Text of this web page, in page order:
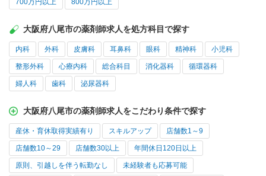
700万円以上 800万円以上
大阪府八尾市の薬剤師求人を処方科目で探す
内科 外科 皮膚科 耳鼻科 眼科 精神科 小児科
整形外科 心療内科 総合科目 消化器科 循環器科
婦人科 歯科 泌尿器科
大阪府八尾市の薬剤師求人をこだわり条件で探す
産休・育休取得実績有り スキルアップ 店舗数1～9
店舗数10～29 店舗数30以上 年間休日120日以上
原則、引越しを伴う転勤なし 未経験者も応募可能